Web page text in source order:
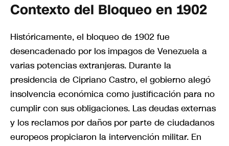
Contexto del Bloqueo en 1902
Históricamente, el bloqueo de 1902 fue
desencadenado por los impagos de Venezuela a
varias potencias extranjeras. Durante la
presidencia de Cipriano Castro, el gobierno alegó
insolvencia económica como justificación para no
cumplir con sus obligaciones. Las deudas externas
y los reclamos por daños por parte de ciudadanos
europeos propiciaron la intervención militar. En